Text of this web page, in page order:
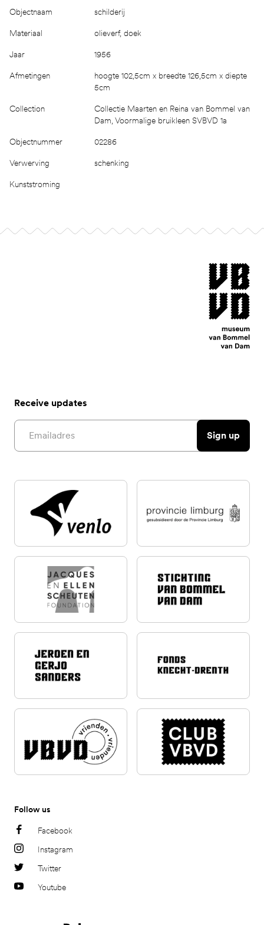
Objectnaam schilderij
Materiaal olieverf, doek
Jaar 1956
Afmetingen
hoogte 102,5cm x breedte 126,5cm x diepte
5cm
Collection
Collectie Maarten en Reina van Bommel van
Dam, Voormalige bruikleen SVBVD 1a
Objectnummer 02286
Verwerving schenking
Kunststroming
museum van
Receive updates
Email address
Sign up
Follow us
Facebook
Instagram
Twitter
Youtube